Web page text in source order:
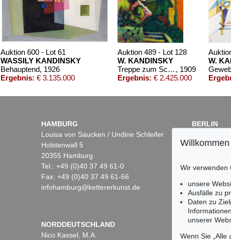
Auktion 610 - Lot 426000322
MARC CHAGALL
Chagall Lithographe. Bde. 1-3
Schätzpreis:€ 1.000
Auktion 600 - Lot 61
WASSILY KANDINSKY
Behauptend, 1926
Ergebnis: € 3.135.000
Auktion 489 - Lot 128
W. KANDINSKY
Treppe zum Schloss (Murnau) , 1909
Ergebnis: € 2.425.000
W.
Auktion 432 - Lot 338
Auktion 409 - Lot 347
HAMBURG
Louisa von Saucken / Undine Schleifer
Holstenwall 5
20355 Hamburg
Tel.: +49 (0)40 37 49 61-0
Fax: +49 (0)40 37 49 61-66
infohamburg@kettererkunst.de
BERLIN
Fasanenstr.
Tel.: +49
NORDDEUTSCHLAND
Nico Kassel, M.A.
Keine
Wir
Wir verwenden
unsere
Ausfälle zu
Daten zu
unserer
Wenn Sie „Alle